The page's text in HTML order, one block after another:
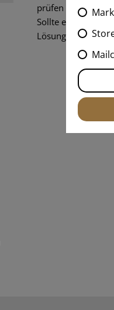
prüfen Sie
Sollte ein Artikel
Lösung finden!